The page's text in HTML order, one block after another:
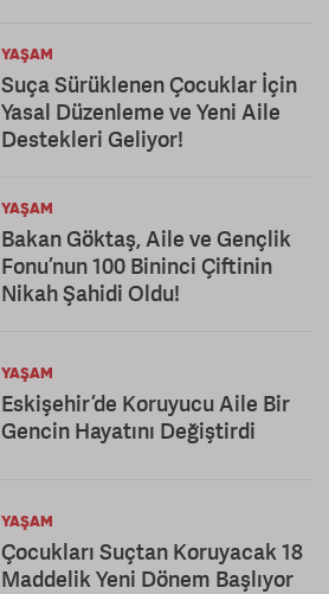
YAŞAM
Suça Sürüklenen Çocuklar İçin
Yasal Düzenleme ve Yeni Aile
Destekleri Geliyor!
YAŞAM
Bakan Göktaş, Aile ve Gençlik
Fonu’nun 100 Bininci Çiftinin
Nikah Şahidi Oldu!
YAŞAM
Eskişehir’de Koruyucu Aile Bir
Gencin Hayatını Değiştirdi
YAŞAM
Çocukları Suçtan Koruyacak 18
Maddelik Yeni Dönem Başlıyor